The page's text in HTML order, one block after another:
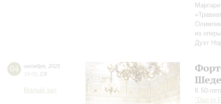
из
Дуэт
04 октября 2025
19:00 Сб
Малый зал
К 50-
"Duo in